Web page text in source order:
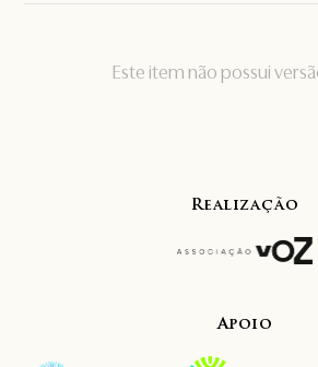
Este item não possui
Realização
Apoio